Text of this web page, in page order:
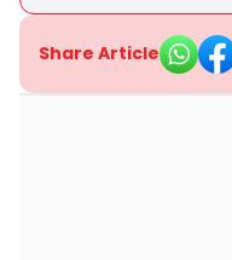
Share Article